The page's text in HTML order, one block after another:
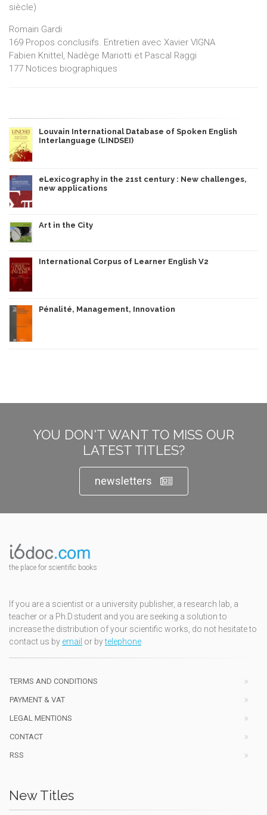
siècle)
Romain Gardi
169 Propos conclusifs. Entretien avec Xavier VIGNA
Fabien Knittel, Nadège Mariotti et Pascal Raggi
177 Notices biographiques
Louvain International Database of Spoken English
Interlanguage (LINDSEI)
eLexicography in the 21st century : New challenges,
new applications
Art in the City
International Corpus of Learner English V2
Pénalité, Management, Innovation
YOU DON'T WANT TO MISS OUR
LATEST TITLES?
newsletters
the place for scientific books
If you are a scientist or a university publisher, a research lab, a
teacher or a Ph.D.student and you are seeking a solution to
increase the distribution of your scientific works, do not hesitate to
contact us by email or bytelephone
TERMS AND CONDITIONS
PAYMENT & VAT
LEGAL MENTIONS
CONTACT
RSS
New Titles